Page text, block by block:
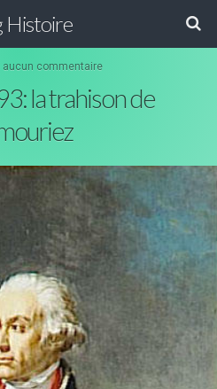
Histoire
aucun commentaire
la trahison de